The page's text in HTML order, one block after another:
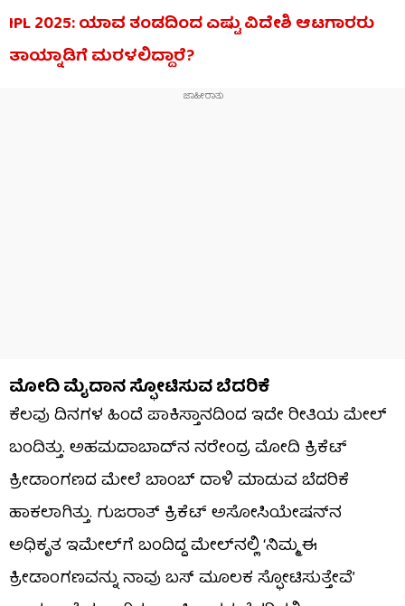
IPL 2025: ಯಾವ ತಂಡದಿಂದ ಎಷ್ಟು ವಿದೇಶಿ ಆಟಗಾರರು
ತಾಯ್ನಾಡಿಗೆ ಮರಳಲಿದ್ದಾರೆ?
ಮೋದಿ ಮೈದಾನ ಸ್ಫೋಟಿಸುವ ಬೆದರಿಕೆ
ಕೆಲವು ದಿನಗಳ ಹಿಂದೆ ಪಾಕಿಸ್ತಾನದಿಂದ ಇದೇ ರೀತಿಯ ಮೇಲ್
ಬಂದಿತ್ತು. ಅಹಮದಾಬಾದ್‌ನ ನರೇಂದ್ರ ಮೋದಿ ಕ್ರಿಕೆಟ್
ಕ್ರೀಡಾಂಗಣದ ಮೇಲೆ ಬಾಂಬ್ ದಾಳಿ ಮಾಡುವ ಬೆದರಿಕೆ
ಹಾಕಲಾಗಿತ್ತು. ಗುಜರಾತ್ ಕ್ರಿಕೆಟ್ ಅಸೋಸಿಯೇಷನ್‌ನ
ಅಧಿಕೃತ ಇಮೇಲ್‌ಗೆ ಬಂದಿದ್ದ ಮೇಲ್​ನಲ್ಲಿ ‘ನಿಮ್ಮ ಈ
ಕ್ರೀಡಾಂಗಣವನ್ನು ನಾವು ಬಸ್ ಮೂಲಕ ಸ್ಫೋಟಿಸುತ್ತೇವೆ’